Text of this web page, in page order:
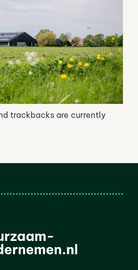
trackbacks are currently